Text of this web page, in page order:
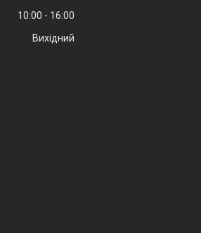
10:00
16:00
Вихідний